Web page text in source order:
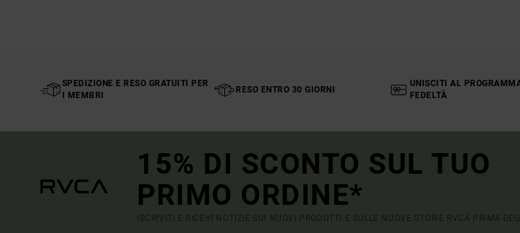
SPEDIZIONE E RESO GRATUITI PER
I MEMBRI
RESO ENTRO 30 GIORNI
UNISCITI AL
FEDELTÀ
15% DI SCONTO SUL TUO
PRIMO ORDINE*
ISCRIVITI E RICEVI NOTIZIE SUI NUOVI PRODOTTI E SULLE NUOVE STORIE RVCA PRIMA